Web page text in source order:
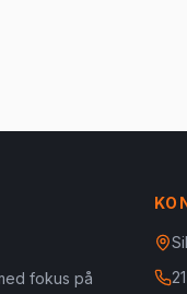
fokus på